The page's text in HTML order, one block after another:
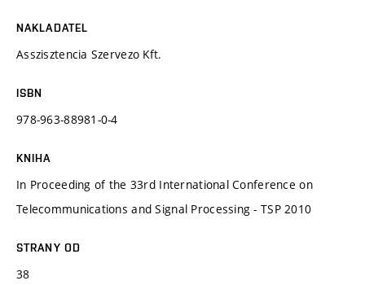
NAKLADATEL
Asszisztencia Szervezo Kft.
ISBN
978-963-88981-0-4
KNIHA
In Proceeding of the 33rd International Conference on
Telecommunications and Signal Processing - TSP 2010
STRANY OD
38